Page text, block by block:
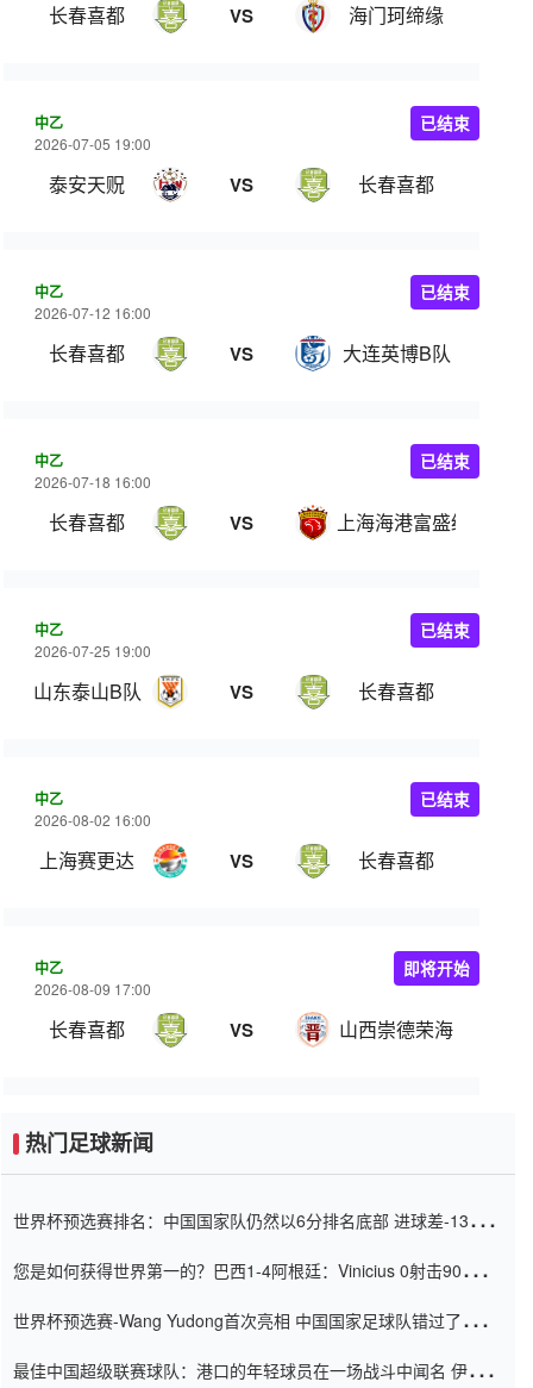
长春喜都 VS 海门珂缔缘
中乙
2026-07-05 19:00
泰安天贶 VS 长春喜都
已结束
中乙
2026-07-12 16:00
长春喜都 VS 大连英博B队
已结束
中乙
2026-07-18 16:00
长春喜都 VS 上海海港富盛经开
已结束
中乙
2026-07-25 19:00
山东泰山B队 VS 长春喜都
已结束
中乙
2026-08-02 16:00
上海赛更达 VS 长春喜都
已结束
中乙
2026-08-09 17:00
长春喜都 VS 山西崇德荣海
即将开始
热门足球新闻
世界杯预选赛排名：中国国家队仍然以6分排名底部 进球差-13令人
您是如何获得世界第一的？巴西1-4阿根廷：Vinicius 0射击90分钟
世界杯预选赛-Wang Yudong首次亮相 中国国家足球队错过了世界
最佳中国超级联赛球队：港口的年轻球员在一场战斗中闻名 伊万放